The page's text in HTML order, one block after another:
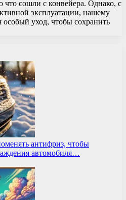
что сошли с конвейера. Однако, с
эксплуатации, нашему
особый уход, чтобы сохранить
антифриз, чтобы
автомобиля…